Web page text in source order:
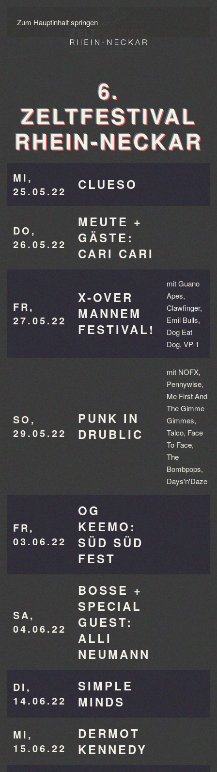
Zum Hauptinhalt springen
6.
ZELTFESTIVAL
RHEIN-NECKAR
MI,
25.05.22
CLUESO
DO,
26.05.22
MEUTE +
GÄSTE:
CARI CARI
FR,
27.05.22
X-OVER
MANNEM
FESTIVAL!
mit Guano
Apes,
Clawfinger,
Emil Bulls,
Dog Eat
Dog, VP-1
SO,
29.05.22
PUNK IN
DRUBLIC
mit NOFX,
Pennywise,
Me First And
The Gimme
Gimmes,
Talco, Face
To Face,
The
Bombpops,
Days'n'Daze
FR,
03.06.22
OG
KEEMO:
SÜD SÜD
FEST
SA,
04.06.22
BOSSE +
SPECIAL
GUEST:
ALLI
NEUMANN
DI,
14.06.22
SIMPLE
MINDS
MI,
15.06.22
DERMOT
KENNEDY